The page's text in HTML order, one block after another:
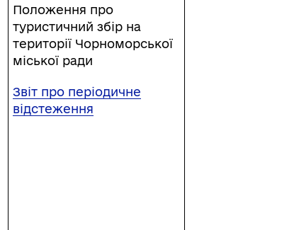
Положення про
туристичний збір на
території Чорноморської
міської ради
Звіт про періодичне
відстеження